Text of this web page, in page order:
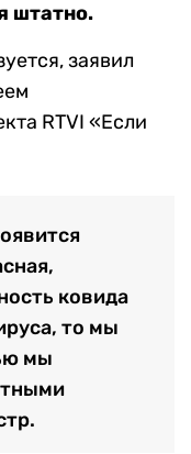
штатно.
заявил
RTVI «Если
ковида
то мы
мы